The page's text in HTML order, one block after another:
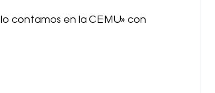
contamos en la CEMU» con